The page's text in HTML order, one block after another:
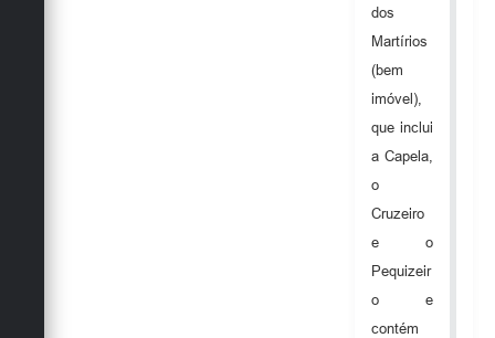
dos
Martírios
(bem
imóvel),
que inclui
a Capela,
o
Cruzeiro
e o
Pequizeir
o e
contém